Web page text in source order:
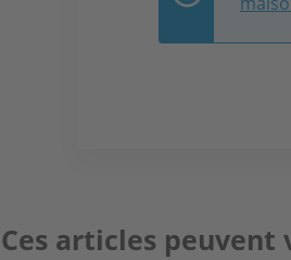
Ces articles peuvent